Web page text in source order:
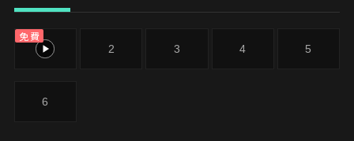
免費
1 2 3 4 5
6